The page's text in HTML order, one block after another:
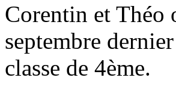
Corentin et Théo
septembre
classe de 4ème.